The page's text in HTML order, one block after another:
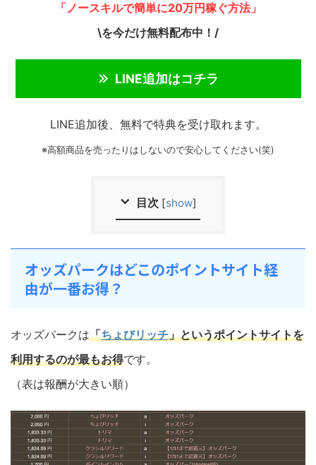
「ノースキルで簡単に20万円稼ぐ方法」
\を今だけ無料配布中！/
LINE追加はコチラ
LINE追加後、無料で特典を受け取れます。
※高額商品を売ったりはしないので安心してください(笑)
目次 [show]
オッズパークはどこのポイントサイト経
由が一番お得？
オッズパークは「ちょびリッチ」というポイントサイトを
利用するのが最もお得です。
（表は報酬が大きい順）